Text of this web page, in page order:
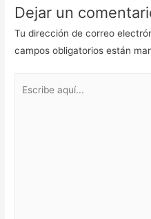
Dejar un
Tu dirección de correo
campos obligatorios están